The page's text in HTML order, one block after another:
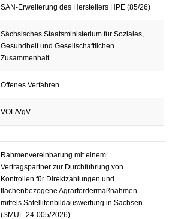
SAN-Erweiterung des Herstellers HPE (85/26)
Sächsisches Staatsministerium für Soziales,
Gesundheit und Gesellschaftlichen
Zusammenhalt
Offenes Verfahren
VOL/VgV
Rahmenvereinbarung mit einem
Vertragspartner zur Durchführung von
Kontrollen für Direktzahlungen und
flächenbezogene Agrarfördermaßnahmen
mittels Satellitenbildauswertung in Sachsen
(SMUL-24-005/2026)